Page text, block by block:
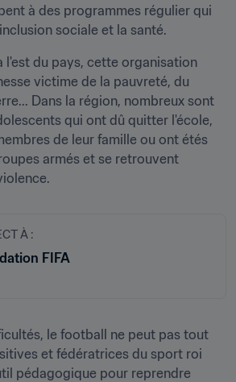
à des programmes régulier qui
sociale et la santé.
l'est du pays, cette organisation
victime de la pauvreté, du
Dans la région, nombreux sont
qui ont dû quitter l'école,
de leur famille ou ont étés
armés et se retrouvent
À :
FIFA
le football ne peut pas tout
et fédératrices du sport roi
pédagogique pour reprendre